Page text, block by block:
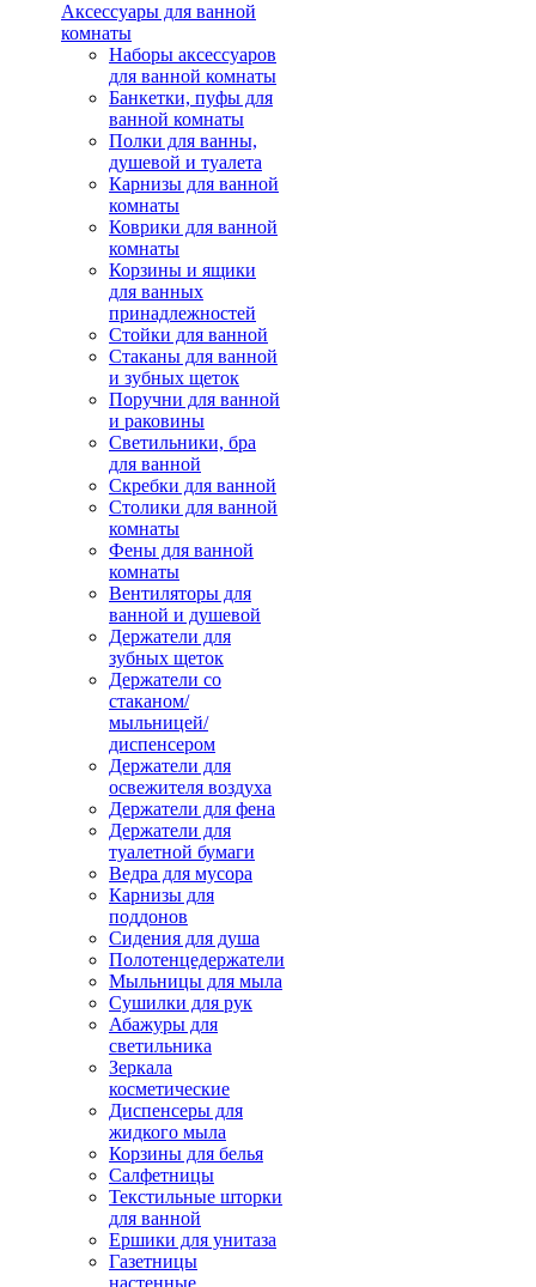
Аксессуары для ванной
комнаты
Наборы аксессуаров
для ванной комнаты
Банкетки, пуфы для
ванной комнаты
Полки для ванны,
душевой и туалета
Карнизы для ванной
комнаты
Коврики для ванной
комнаты
Корзины и ящики
для ванных
принадлежностей
Стойки для ванной
Стаканы для ванной
и зубных щеток
Поручни для ванной
и раковины
Светильники, бра
для ванной
Скребки для ванной
Столики для ванной
комнаты
Фены для ванной
комнаты
Вентиляторы для
ванной и душевой
Держатели для
зубных щеток
Держатели со
стаканом/
мыльницей/
диспенсером
Держатели для
освежителя воздуха
Держатели для фена
Держатели для
туалетной бумаги
Ведра для мусора
Карнизы для
поддонов
Сидения для душа
Полотенцедержатели
Мыльницы для мыла
Сушилки для рук
Абажуры для
светильника
Зеркала
косметические
Диспенсеры для
жидкого мыла
Корзины для белья
Салфетницы
Текстильные шторки
для ванной
Ершики для унитаза
Газетницы
настенные